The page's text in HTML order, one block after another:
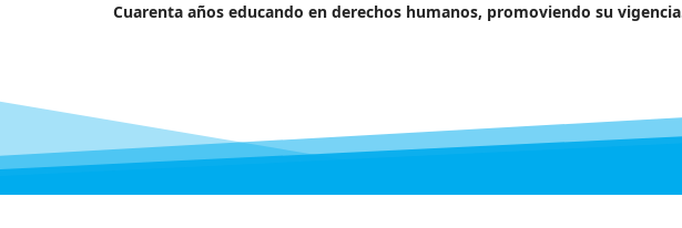
Cuarenta años educando en derechos humanos, promoviendo su